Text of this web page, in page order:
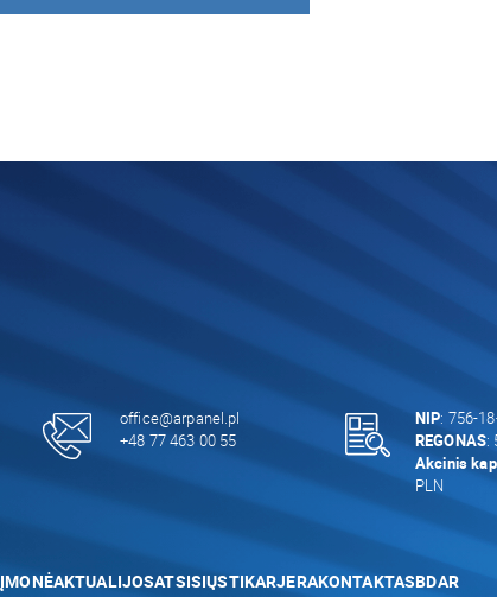
office@arpanel.pl
+48 77 463 00 55
NIP: 756-
REGONAS:
Akcinis
PLN
ĮMONĖAKTUALIJOSATSISIŲSTIKARJERAKONTAKTASBDAR